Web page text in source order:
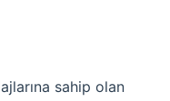
sahip olan